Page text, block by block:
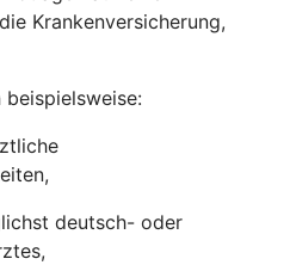
Krankenversicherung,
beispielsweise:
deutsch- oder